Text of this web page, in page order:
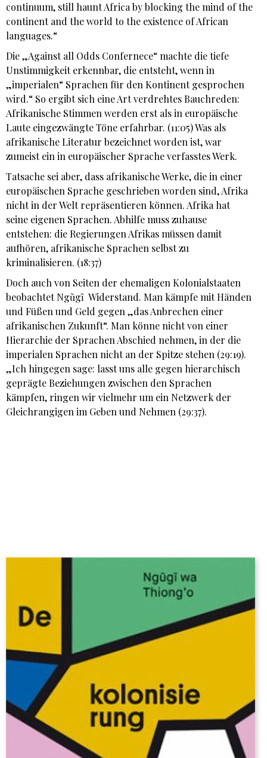
continuum, still haunt Africa by blocking the mind of the
continent and the world to the existence of African
languages.“
Die „Against all Odds Confernece“ machte die tiefe
Unstimmigkeit erkennbar, die entsteht, wenn in
„imperialen“ Sprachen für den Kontinent gesprochen
wird.“ So ergibt sich eine Art verdrehtes Bauchreden:
Afrikanische Stimmen werden erst als in europäische
Laute eingezwängte Töne erfahrbar. (11:05) Was als
afrikanische Literatur bezeichnet worden ist, war
zumeist ein in europäischer Sprache verfasstes Werk.
Tatsache sei aber, dass afrikanische Werke, die in einer
europäischen Sprache geschrieben worden sind, Afrika
nicht in der Welt repräsentieren können. Afrika hat
seine eigenen Sprachen. Abhilfe muss zuhause
entstehen: die Regierungen Afrikas müssen damit
aufhören, afrikanische Sprachen selbst zu
kriminalisieren. (18:37)
Doch auch von Seiten der ehemaligen Kolonialstaaten
beobachtet Ngũgĩ Widerstand. Man kämpfe mit Händen
und Füßen und Geld gegen „das Anbrechen einer
afrikanischen Zukunft“. Man könne nicht von einer
Hierarchie der Sprachen Abschied nehmen, in der die
imperialen Sprachen nicht an der Spitze stehen (29:19).
„Ich hingegen sage: lasst uns alle gegen hierarchisch
geprägte Beziehungen zwischen den Sprachen
kämpfen, ringen wir vielmehr um ein Netzwerk der
Gleichrangigen im Geben und Nehmen (29:37).